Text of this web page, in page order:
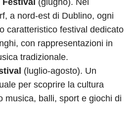
(giugno). Nel
a nord-est di Dublino, ogni
caratteristico festival dedicato
con rappresentazioni in
tradizionale.
(luglio-agosto). Un
per scoprire la cultura
musica, balli, sport e giochi di